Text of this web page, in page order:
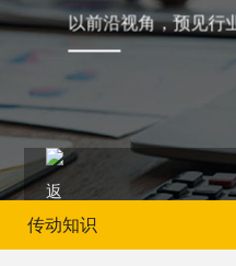
以前沿视角，预见行
传动知识